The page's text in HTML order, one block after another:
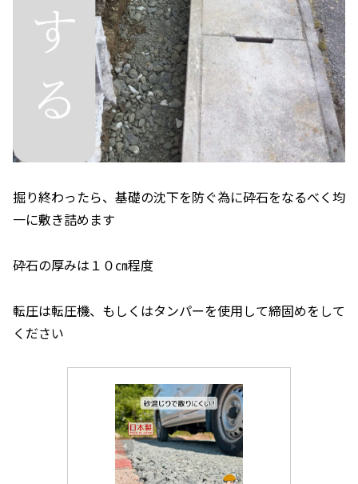
掘り終わったら、基礎の沈下を防ぐ為に砕石をなるべく均
一に敷き詰めます
砕石の厚みは１０㎝程度
転圧は転圧機、もしくはタンパーを使用して締固めをして
ください